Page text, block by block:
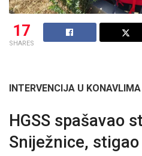
17
SHARES
INTERVENCIJA U KONAVLIMA
HGSS spašavao
Sniježnice,